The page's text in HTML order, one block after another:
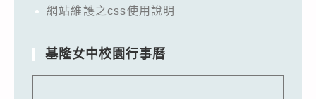
網站維護之css使用說明
基隆女中校園行事曆